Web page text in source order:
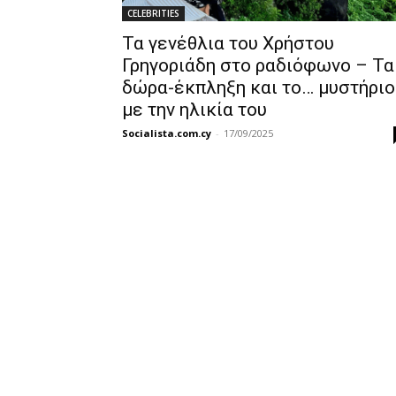
CELEBRITIES
Τα γενέθλια του Χρήστου
Γρηγοριάδη στο ραδιόφωνο – Τα
δώρα-έκπληξη και το… μυστήριο
με την ηλικία του
Socialista.com.cy - 17/09/2025